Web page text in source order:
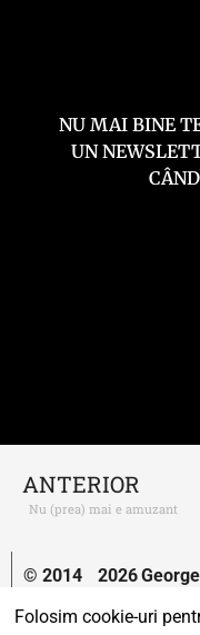
NU MAI BINE
UN
ANTERIOR
Nu (prea) mai e amuzant
© 2014
2026
Folosim cookie-uri